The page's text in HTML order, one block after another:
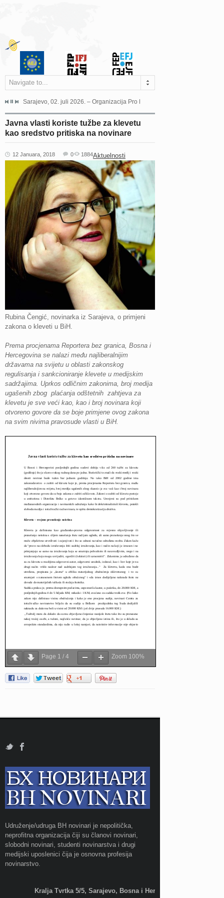
Navigate to...
Grada Sarajeva povodom Dana Sarajeva dugogodišnjoj...
Sarajevo, 02. juli 2026. – Organizacija Pro Educa juče je uspješno
Javna vlasti koriste tužbe za klevetu
kao sredstvo pritiska na novinare
12 Januara, 2018 Aktuelnosti
0 1884
Rubina Čengić, novinarka iz Sarajeva, o primjeni
zakona o kleveti u BiH.
Prema procjenama Reportera bez granica, Bosna i
Hercegovina se nalazi među najliberalnijim
državama na svijetu u oblasti zakonskog
regulisanja i sankcioniranje klevete u medijskim
sadržajima. Uprkos odličnim zakonima, broj medija
ugašenih zbog plaćanja odštetnih zahtjeva za
klevetu je sve veći kao, kao i broj novinara koji
otvoreno govore da se boje primjene ovog zakona
na svim nivima pravosude vlasti u BiH.
Page 1 / 4 Zoom 100%
Udruženje/udruga BH novinari je nepolitička,
neprofitna organizacija čiji su članovi novinari,
slobodni novinari, studenti novinarstva i drugi
medijski uposlenici čija je osnovna profesija
novinarstvo.
Kralja Tvrtka 5/5, Sarajevo, Bosna i Hercegovina;